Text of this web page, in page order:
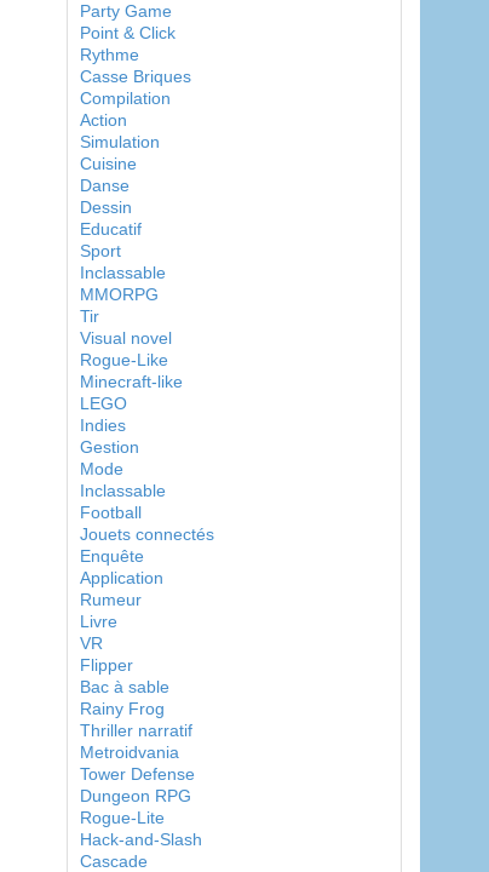
Party Game
Point & Click
Rythme
Casse Briques
Compilation
Action
Simulation
Cuisine
Danse
Dessin
Educatif
Sport
Inclassable
MMORPG
Tir
Visual novel
Rogue-Like
Minecraft-like
LEGO
Indies
Gestion
Mode
Inclassable
Football
Jouets connectés
Enquête
Application
Rumeur
Livre
VR
Flipper
Bac à sable
Rainy Frog
Thriller narratif
Metroidvania
Tower Defense
Dungeon RPG
Rogue-Lite
Hack-and-Slash
Cascade